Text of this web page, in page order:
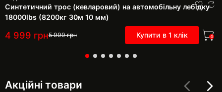
Синтетичний трос (кевларовий) на автомобільну лебідку
18000lbs (8200кг 30м 10 мм)
4 999 грн5 999грн Купити в 1 клік 0
Акційні товари